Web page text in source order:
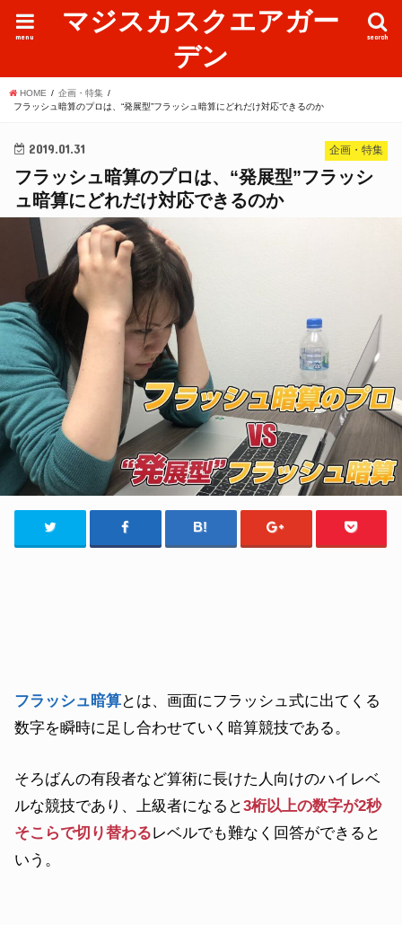
マジスカスクエアガー
デン
search
menu
HOME
企画・特集
フラッシュ暗算のプロは、“発展型”フラッシュ暗算にどれだけ対応できるのか
企画・特集
2019.01.31
フラッシュ暗算のプロは、“発展型”フラッシ
ュ暗算にどれだけ対応できるのか
フラッシュ暗算とは、画面にフラッシュ式に出てくる
数字を瞬時に足し合わせていく暗算競技である。
そろばんの有段者など算術に長けた人向けのハイレベ
ルな競技であり、上級者になると3桁以上の数字が2秒
そこらで切り替わるレベルでも難なく回答ができると
いう。